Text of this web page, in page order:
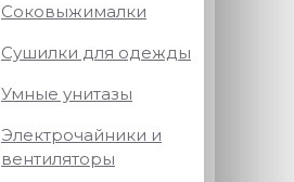
Соковыжималки
Сушилки для одежды
Умные унитазы
Электрочайники и
вентиляторы